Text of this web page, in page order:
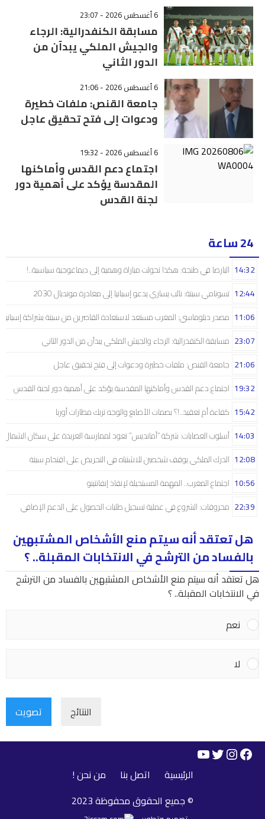
6 أغسطس 2026 - 23:07
مسابقة الكنفدرالية: الرجاء
والجيش الملكي يبدآن من
الدور الثاني
6 أغسطس 2026 - 21:06
جامعة القنص: ملفات خطيرة
ودعوات إلى فتح تحقيق عاجل
6 أغسطس 2026 - 19:32
اجتماع دعم القدس وأماكنها
المقدسة يؤكد على أهمية دور
لجنة القدس
24 ساعة
البارصا في طنجة: هكذا تحولت مباراة وهمية إلى ديماغوجية سياسية..! 14:32
تسونامي سبتة: نائب يساري يدعو إسبانيا إلى مغادرة مونديال 2030 12:44
مصدر دبلوماسي: المغرب مستعد لاستعادة القاصرين من سبتة بشراكة إسبانية 11:06
مسابقة الكنفدرالية: الرجاء والجيش الملكي يبدآن من الدور الثاني 23:07
جامعة القنص: ملفات خطيرة ودعوات إلى فتح تحقيق عاجل 21:06
اجتماع دعم القدس وأماكنها المقدسة يؤكد على أهمية دور لجنة القدس 19:32
كفاءة أم تعقيد..!؟ بصمات الأصابع والوجه تربك مطارات أوربا 15:42
أسلوب العصابات: شركة “أمانديس” تعود لممارسة العربدة على سكان 14:03
الدرك الملكي يوقف شخصين للاشتباه في التحريض على اقتحام سبتة 12:08
اجتماع المغرب.. المهمة المستحيلة لإنقاذ إنفانتينو 10:56
محروقات: الشروع في عملية تسجيل طلبات الحصول على الدعم الإضافي 22:39
هل تعتقد أنه سيتم منع الأشخاص المشتبهين
بالفساد من الترشح في الانتخابات المقبلة.. ؟
هل تعتقد أنه سيتم منع الأشخاص المشتبهين بالفساد من الترشح
في الانتخابات المقبلة.. ؟
نعم
لا
النتائج تصويت
Facebook
Instagram
Twitter
YouTube
الرئيسية اتصل بنا
من نحن !
© جميع الحقوق محفوظة 2023